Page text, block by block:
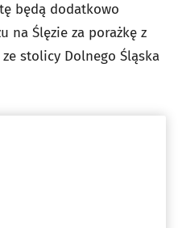
będą dodatkowo
na Ślęzie za porażkę z
stolicy Dolnego Śląska